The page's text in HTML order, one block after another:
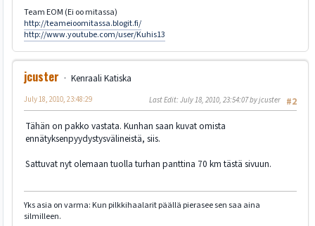
Team EOM (Ei oo mitassa)
http://teameioomitassa.blogit.fi/
http://www.youtube.com/user/Kuhis13
jcuster
Kenraali Katiska
#2
July 18, 2010, 23:48:29 Last Edit: July 18, 2010, 23:54:07 by jcuster
Tähän on pakko vastata. Kunhan saan kuvat omista
ennätyksenpyydystysvälineistä, siis.
Sattuvat nyt olemaan tuolla turhan panttina 70 km tästä sivuun.
Yks asia on varma: Kun pilkkihaalarit päällä pierasee sen saa aina
silmilleen.